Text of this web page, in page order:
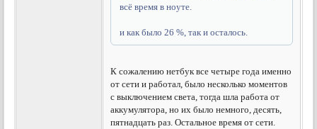
всё время в ноуте.
и как было 26 %, так и осталось.
К сожалению нетбук все четыре года именно
от сети и работал, было несколько моментов
с выключением света, тогда шла работа от
аккумулятора, но их было немного, десять,
пятнадцать раз. Остальное время от сети.